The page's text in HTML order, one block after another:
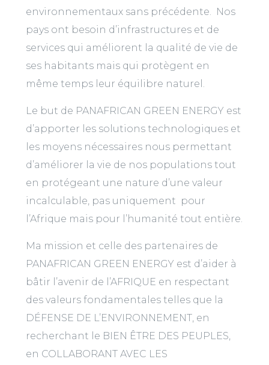
environnementaux sans précédente. Nos
pays ont besoin d’infrastructures et de
services qui améliorent la qualité de vie de
ses habitants mais qui protègent en
même temps leur équilibre naturel.
Le but de PANAFRICAN GREEN ENERGY est
d’apporter les solutions technologiques et
les moyens nécessaires nous permettant
d’améliorer la vie de nos populations tout
en protégeant une nature d’une valeur
incalculable, pas uniquement pour
l’Afrique mais pour l’humanité tout entière.
Ma mission et celle des partenaires de
PANAFRICAN GREEN ENERGY est d’aider à
bâtir l’avenir de l’AFRIQUE en respectant
des valeurs fondamentales telles que la
DÉFENSE DE L’ENVIRONNEMENT, en
recherchant le BIEN ÊTRE DES PEUPLES,
en COLLABORANT AVEC LES